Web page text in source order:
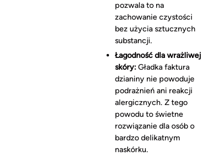
pozwala to na
zachowanie czystości
bez użycia sztucznych
substancji.
Łagodność dla wrażliwej
skóry:Gładka faktura
dzianiny nie powoduje
podrażnień ani reakcji
alergicznych. Z tego
powodu to świetne
rozwiązanie dla osób o
bardzo delikatnym
naskórku.